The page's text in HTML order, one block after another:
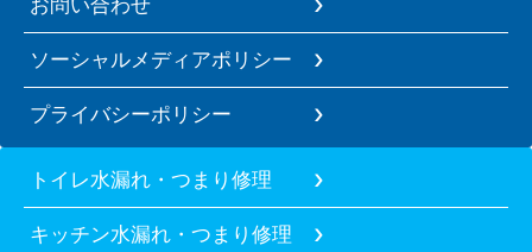
ソーシャルメディアポリシー
プライバシーポリシー
トイレ水漏れ・つまり修理
キッチン水漏れ・つまり修理